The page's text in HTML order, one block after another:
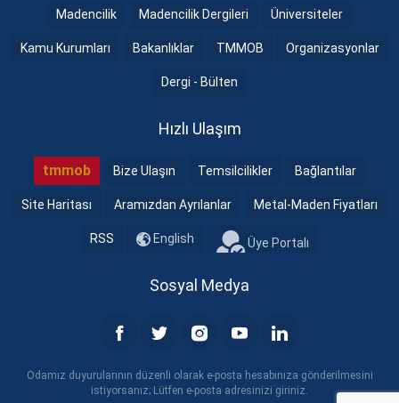
Madencilik Madencilik Dergileri Üniversiteler
Kamu Kurumları Bakanlıklar TMMOB Organizasyonlar
Dergi - Bülten
Hızlı Ulaşım
tmmob Bize Ulaşın Temsilcilikler Bağlantılar
Site Haritası Aramızdan Ayrılanlar Metal-Maden Fiyatları
RSS English Üye Portalı
Sosyal Medya
Odamız duyurularının düzenli olarak e-posta hesabınıza gönderilmesini
istiyorsanız; Lütfen e-posta adresinizi giriniz.